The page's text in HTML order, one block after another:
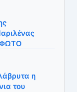
ΦΩΤΟ
η
του